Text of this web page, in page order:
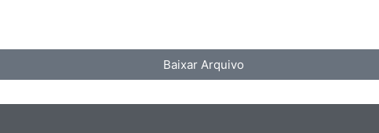
Baixar Arquivo